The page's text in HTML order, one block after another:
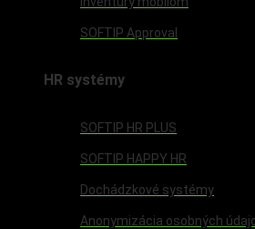
SOFTIP Approval
HR systémy
SOFTIP HR PLUS
SOFTIP HAPPY HR
Dochádzkové systémy
Anonymizácia osobných